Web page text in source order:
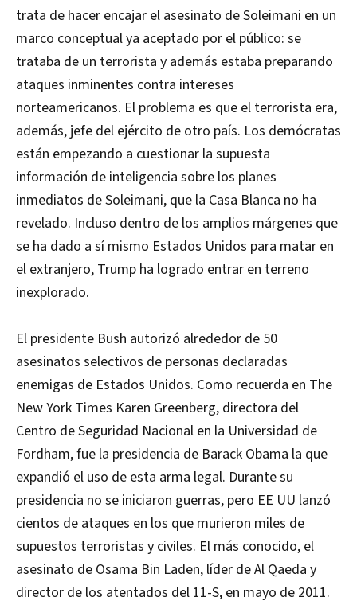
trata de hacer encajar el asesinato de Soleimani en un
marco conceptual ya aceptado por el público: se
trataba de un terrorista y además estaba preparando
ataques inminentes contra intereses
norteamericanos. El problema es que el terrorista era,
además, jefe del ejército de otro país. Los demócratas
están empezando a cuestionar la supuesta
información de inteligencia sobre los planes
inmediatos de Soleimani, que la Casa Blanca no ha
revelado. Incluso dentro de los amplios márgenes que
se ha dado a sí mismo Estados Unidos para matar en
el extranjero, Trump ha logrado entrar en terreno
inexplorado.
El presidente Bush autorizó alrededor de 50
asesinatos selectivos de personas declaradas
enemigas de Estados Unidos. Como recuerda en The
New York Times Karen Greenberg, directora del
Centro de Seguridad Nacional en la Universidad de
Fordham, fue la presidencia de Barack Obama la que
expandió el uso de esta arma legal. Durante su
presidencia no se iniciaron guerras, pero EE UU lanzó
cientos de ataques en los que murieron miles de
supuestos terroristas y civiles. El más conocido, el
asesinato de Osama Bin Laden, líder de Al Qaeda y
director de los atentados del 11-S, en mayo de 2011.